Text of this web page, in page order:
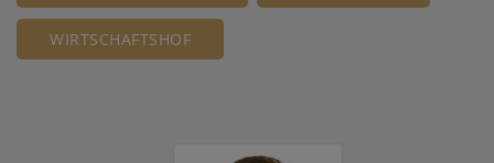
WIRTSCHAFTSHOF